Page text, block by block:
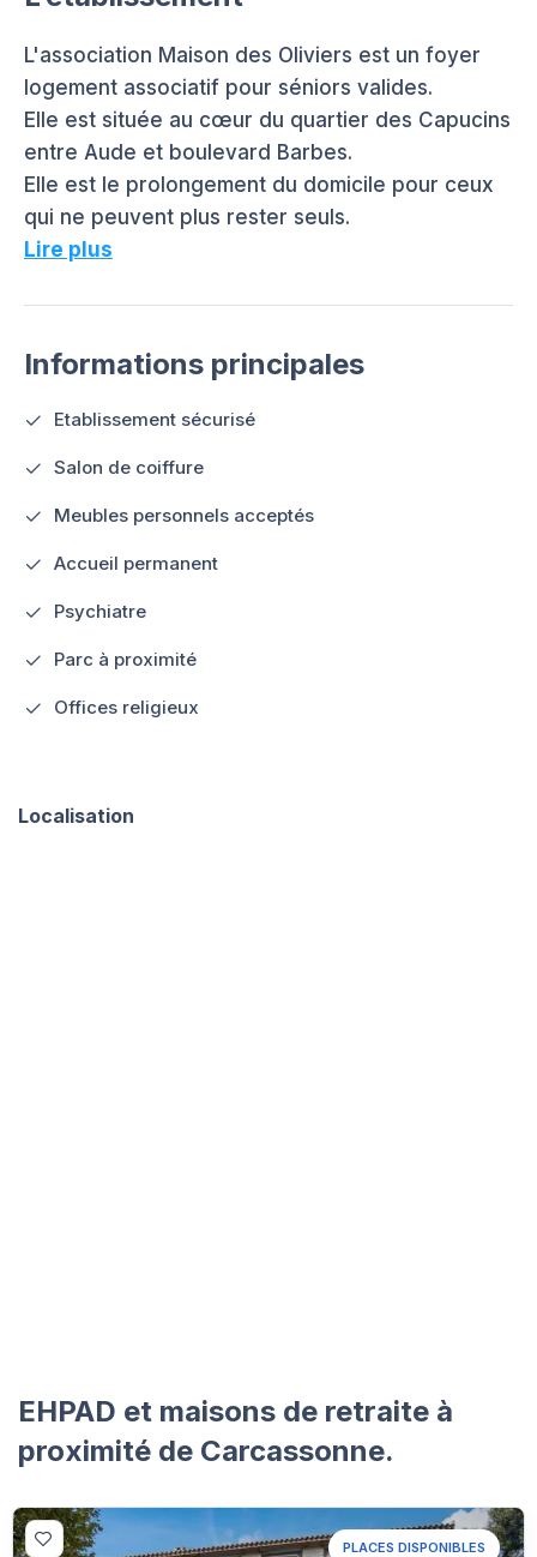
L'association Maison des Oliviers est un foyer
logement associatif pour séniors valides.
Elle est située au cœur du quartier des Capucins
entre Aude et boulevard Barbes.
Elle est le prolongement du domicile pour ceux
qui ne peuvent plus rester seuls.
Lire plus
Informations principales
Etablissement sécurisé
Salon de coiffure
Meubles personnels acceptés
Accueil permanent
Psychiatre
Parc à proximité
Offices religieux
Localisation
EHPAD et maisons de retraite à
proximité de Carcassonne.
PLACES DISPONIBLES